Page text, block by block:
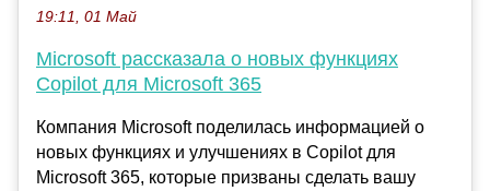
19:11, 01 Май
Microsoft рассказала о новых функциях
Copilot для Microsoft 365
Компания Microsoft поделилась информацией о
новых функциях и улучшениях в Copilot для
Microsoft 365, которые призваны сделать вашу